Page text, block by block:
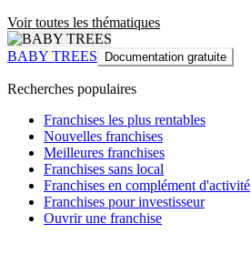
Voir toutes les thématiques
BABY TREES Documentation gratuite
Recherches populaires
Franchises les plus rentables
Nouvelles franchises
Meilleures franchises
Franchises sans local
Franchises en complément d'activité
Franchises pour investisseur
Ouvrir une franchise